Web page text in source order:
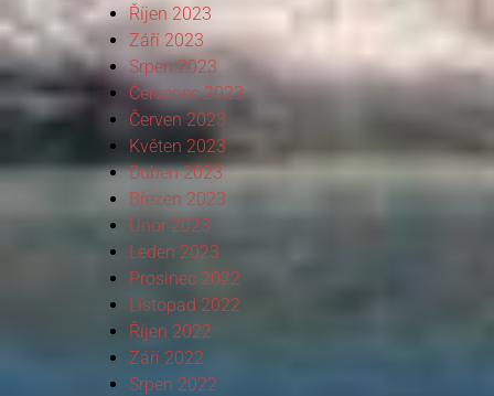
Říjen 2023
Září 2023
Srpen 2023
Červenec 2023
Červen 2023
Květen 2023
Duben 2023
Březen 2023
Únor 2023
Leden 2023
Prosinec 2022
Listopad 2022
Říjen 2022
Září 2022
Srpen 2022